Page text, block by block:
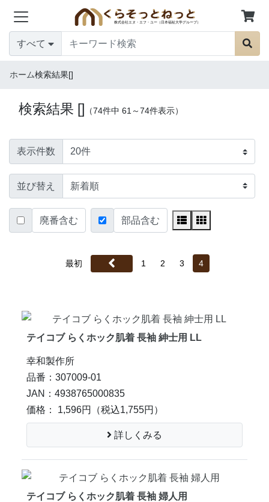
すべて
ホーム検索結果[]
検索結果 [] （74件中 61～74件表示）
表示件数
並び替え
廃番含む 部品含む
最初 1 2 3 4
テイコブ らくホック肌着 長袖 紳士用 LL
幸和製作所
品番：307009-01
JAN：4938765000835
価格： 1,596円
（税込1,755円）
詳しくみる
テイコブ らくホック肌着 長袖 婦人用